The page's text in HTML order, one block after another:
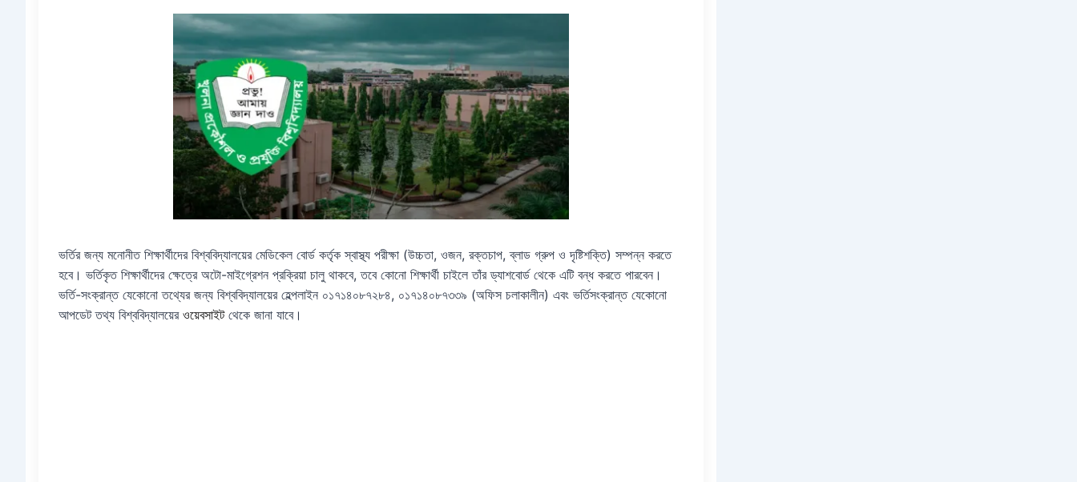
ভর্তির জন্য মনোনীত শিক্ষার্থীদের বিশ্ববিদ্যালয়ের মেডিকেল বোর্ড কর্তৃক স্বাস্থ্য পরীক্ষা (উচ্চতা, ওজন, রক্তচাপ, ব্লাড গ্রুপ ও দৃষ্টিশক্তি) সম্পন্ন করতে
হবে। ভর্তিকৃত শিক্ষার্থীদের ক্ষেত্রে অটো-মাইগ্রেশন প্রক্রিয়া চালু থাকবে, তবে কোনো শিক্ষার্থী চাইলে তাঁর ড্যাশবোর্ড থেকে এটি বন্ধ করতে পারবেন।
ভর্তি-সংক্রান্ত যেকোনো তথ্যের জন্য বিশ্ববিদ্যালয়ের হেল্পলাইন ০১৭১৪০৮৭২৮৪, ০১৭১৪০৮৭৩৩৯ (অফিস চলাকালীন) এবং ভর্তিসংক্রান্ত যেকোনো
আপডেট তথ্য বিশ্ববিদ্যালয়ের ওয়েবসাইটথেকে জানা যাবে।